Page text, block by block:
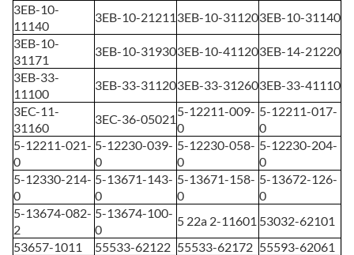
3EB-10-
11140
3EB-10-21211 3EB-10-311203EB-10-31140
3EB-10-
31171
3EB-10-319303EB-10-411203EB-14-21220
3EB-33-
11100
3EB-33-311203EB-33-312603EB-33-41110
3EC-11-
31160
3EC-36-05021
5-12211-009-
0
5-12211-017-
0
5-12211-021-
0
5-12230-039-
0
5-12230-058-
0
5-12230-204-
0
5-12330-214-
0
5-13671-143-
0
5-13671-158-
0
5-13672-126-
0
5-13674-082-
2
5-13674-100-
0
5 22a 2-11601 53032-62101
53657-1011
55533-62122 55533-62172 55593-62061